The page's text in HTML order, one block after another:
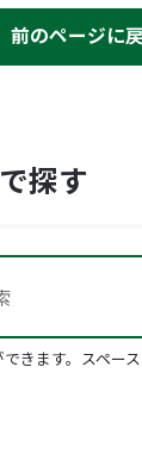
前のページに
探す
きます。スペー